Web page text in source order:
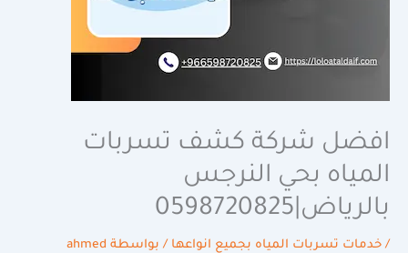
افضل شركة كشف تسربات
المياه بحي النرجس
بالرياض|0598720825
/ خدمات تسربات المياه بجميع انواعها / بواسطة ahmed